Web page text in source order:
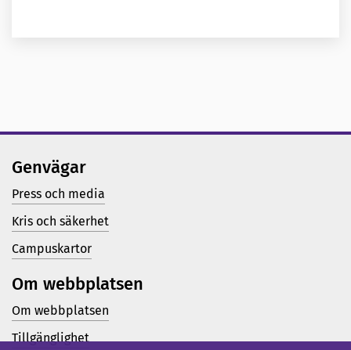
Genvägar
Press och media
Kris och säkerhet
Campuskartor
Om webbplatsen
Om webbplatsen
Tillgänglighet